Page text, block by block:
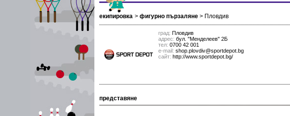
екипировка > фигурно пързаляне > Пловдив
град: Пловдив
адрес: бул. "Менделеев" 2Б
тел: 0700 42 001
е-mail: shop.plovdiv@sportdepot.bg
сайт: http://www.sportdepot.bg/
представяне